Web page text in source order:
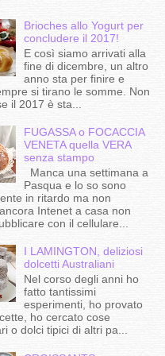
Brioches allo Yogurt per
concludere il 2017!
E così siamo arrivati alla
fine di dicembre, un altro
anno sta per finire e
si tirano le somme. Non
il 2017 è sta...
FUGASSA o FOCACCIA
VENETA quella VERA
senza stampo
Manca una settimana a
Pasqua e lo so sono
in ritardo ma non
Intenet a casa non
con il cellulare...
I LAMINGTON, deliziosi
dolcetti Australiani
Nel corso degli anni ho
fatto tantissimi
esperimenti, ho provato
ho cercato cose
o dolci tipici di altri pa...